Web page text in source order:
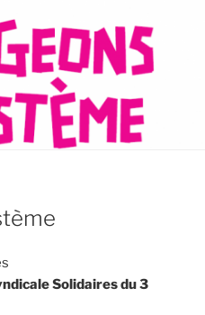
Solidaires du 3